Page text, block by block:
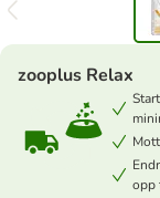
zooplus Relax
opp